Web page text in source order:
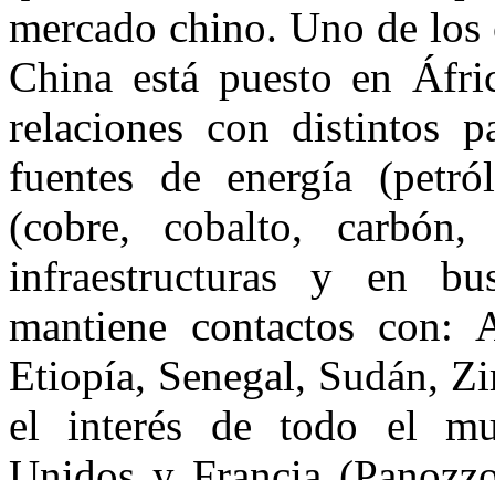
mercado chino. Uno de
China está puesto en
relaciones con distintos
fuentes de energía
(cobre, cobalto,
infraestructuras y en
mantiene contactos
Etiopía, Senegal, Sudán,
el interés de todo el